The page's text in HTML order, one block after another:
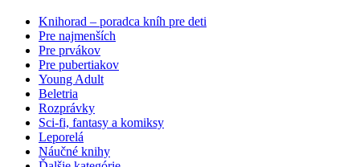
Knihorad – poradca kníh pre deti
Pre najmenších
Pre prvákov
Pre pubertiakov
Young Adult
Beletria
Rozprávky
Sci-fi, fantasy a komiksy
Leporelá
Náučné knihy